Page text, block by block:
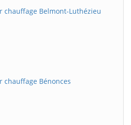
chauffage Belmont-Luthézieu
chauffage Bénonces